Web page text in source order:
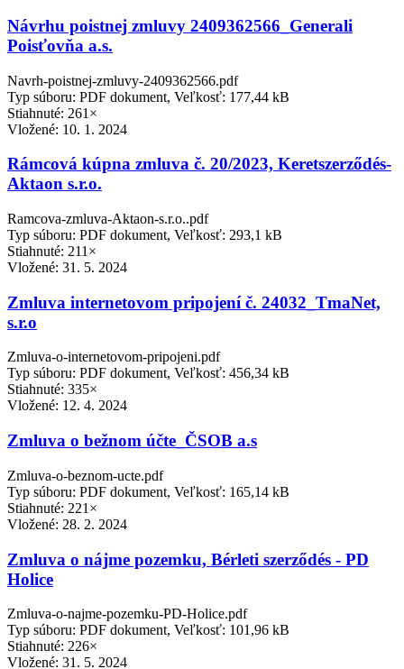
Návrhu poistnej zmluvy 2409362566_Generali
Poisťovňa a.s.
Navrh-poistnej-zmluvy-2409362566.pdf
Typ súboru: PDF dokument, Veľkosť: 177,44 kB
Stiahnuté: 261×
Vložené: 10. 1. 2024
Rámcová kúpna zmluva č. 20/2023, Keretszerződés-
Aktaon s.r.o.
Ramcova-zmluva-Aktaon-s.r.o..pdf
Typ súboru: PDF dokument, Veľkosť: 293,1 kB
Stiahnuté: 211×
Vložené: 31. 5. 2024
Zmluva internetovom pripojení č. 24032_TmaNet,
s.r.o
Zmluva-o-internetovom-pripojeni.pdf
Typ súboru: PDF dokument, Veľkosť: 456,34 kB
Stiahnuté: 335×
Vložené: 12. 4. 2024
Zmluva o bežnom účte_ČSOB a.s
Zmluva-o-beznom-ucte.pdf
Typ súboru: PDF dokument, Veľkosť: 165,14 kB
Stiahnuté: 221×
Vložené: 28. 2. 2024
Zmluva o nájme pozemku, Bérleti szerződés - PD
Holice
Zmluva-o-najme-pozemku-PD-Holice.pdf
Typ súboru: PDF dokument, Veľkosť: 101,96 kB
Stiahnuté: 226×
Vložené: 31. 5. 2024